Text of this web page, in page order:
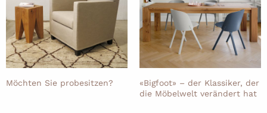
Möchten Sie probesitzen?
«Bigfoot» – der Klassiker, der
die Möbelwelt verändert hat